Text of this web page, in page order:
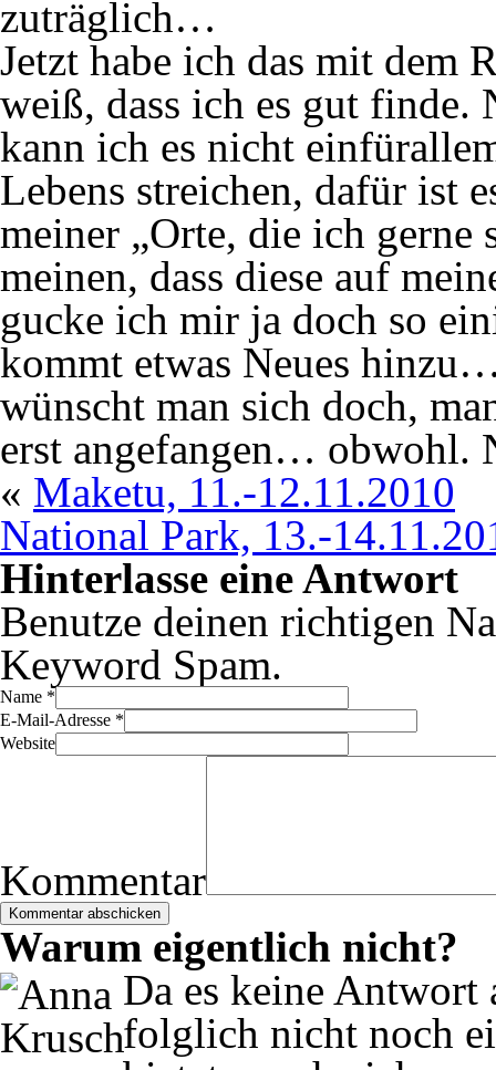
zuträglich…
Jetzt habe ich das mit dem
weiß, dass ich es gut finde.
kann ich es nicht
Lebens streichen, dafür ist
meiner „Orte, die ich gerne
meinen, dass diese auf
gucke ich mir ja doch so
kommt etwas Neues
wünscht man sich doch,
erst angefangen… obwohl.
« Maketu, 11.-12.11.2010
National Park, 13.-
Hinterlasse eine Antwort
Benutze deinen richtigen
Keyword Spam.
Name *
E-Mail-Adresse *
Website
Kommentar
Warum eigentlich nicht?
Da es keine Antwort
folglich nicht noch